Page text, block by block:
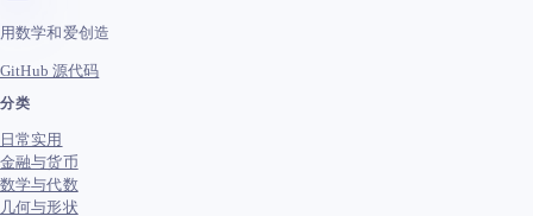
用数学和爱创造
GitHub 源代码
分类
日常实用
金融与货币
数学与代数
几何与形状